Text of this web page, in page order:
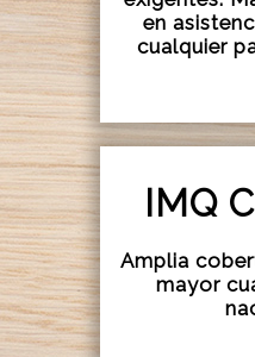
en
cualquier
IMQ
Amplia
mayor